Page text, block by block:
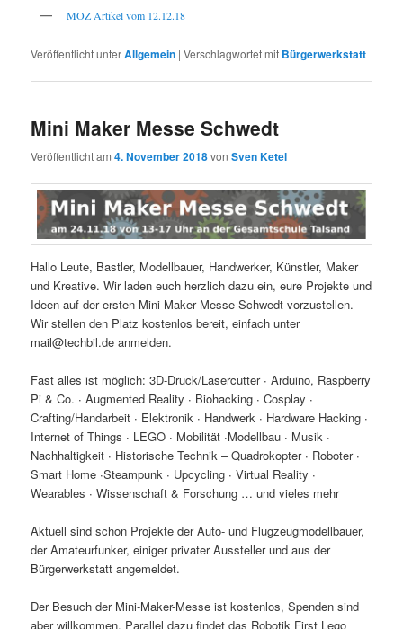
MOZ Artikel vom 12.12.18
Veröffentlicht unterAllgemein |Verschlagwortet mit Bürgerwerkstatt
Mini Maker Messe Schwedt
Veröffentlicht am4. November 2018vonSven Ketel
Hallo Leute, Bastler, Modellbauer, Handwerker, Künstler, Maker
und Kreative. Wir laden euch herzlich dazu ein, eure Projekte und
Ideen auf der ersten Mini Maker Messe Schwedt vorzustellen.
Wir stellen den Platz kostenlos bereit, einfach unter
mail@techbil.de anmelden.
Fast alles ist möglich: 3D-Druck/Lasercutter ∙ Arduino, Raspberry
Pi & Co. ∙ Augmented Reality ∙ Biohacking ∙ Cosplay ∙
Crafting/Handarbeit ∙ Elektronik ∙ Handwerk ∙ Hardware Hacking ∙
Internet of Things ∙ LEGO ∙ Mobilität ∙Modellbau ∙ Musik ·
Nachhaltigkeit ∙ Historische Technik – Quadrokopter ∙ Roboter ∙
Smart Home ∙Steampunk ∙ Upcycling ∙ Virtual Reality ∙
Wearables ∙ Wissenschaft & Forschung … und vieles mehr
Aktuell sind schon Projekte der Auto- und Flugzeugmodellbauer,
der Amateurfunker, einiger privater Aussteller und aus der
Bürgerwerkstatt angemeldet.
Der Besuch der Mini-Maker-Messe ist kostenlos, Spenden sind
aber willkommen. Parallel dazu findet das Robotik First Lego